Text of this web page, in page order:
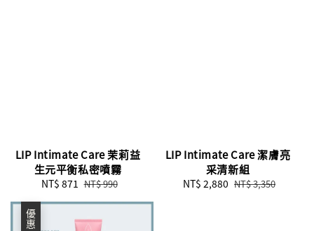
LIP Intimate Care 茉莉益
生元平衡私密噴霧
Sale
NT$ 871 Regular
NT$ 990
LIP Intimate Care 潔膚亮
采清新組
Sale
NT$ 2,880 Regular
NT$ 3,350
優惠